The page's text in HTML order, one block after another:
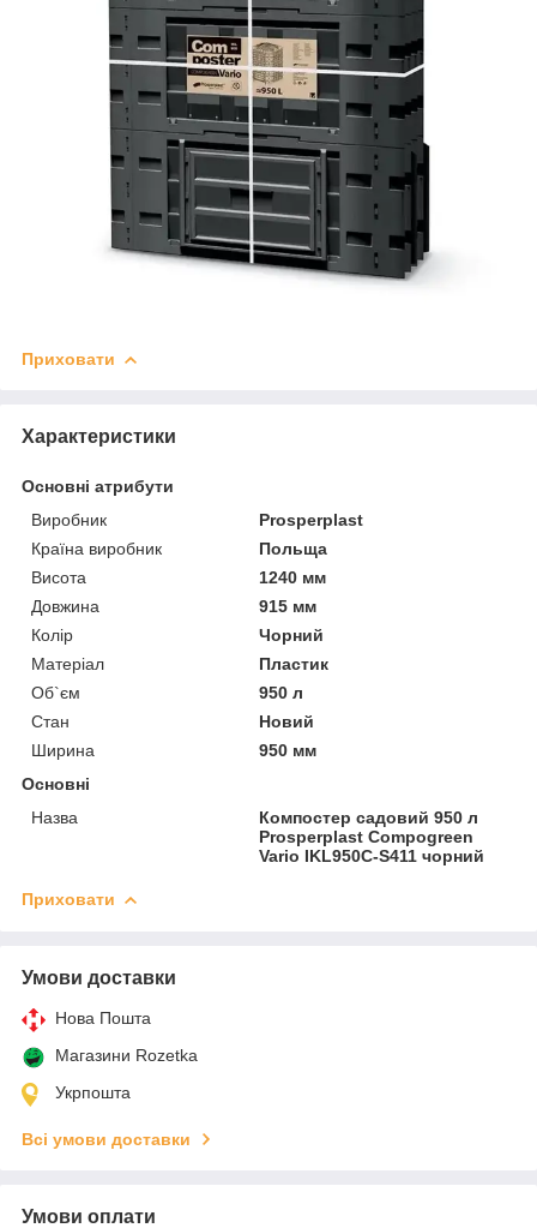
Приховати
Характеристики
Основні атрибути
Виробник
Prosperplast
Країна виробник
Польща
Висота
1240 мм
Довжина
915 мм
Колір
Чорний
Матеріал
Пластик
Об`єм
950 л
Стан
Новий
Ширина
950 мм
Основні
Назва
Компостер садовий 950 л
Prosperplast Compogreen
Vario IKL950C-S411 чорний
Приховати
Умови доставки
Нова Пошта
Магазини Rozetka
Укрпошта
Всі умови доставки
Умови оплати